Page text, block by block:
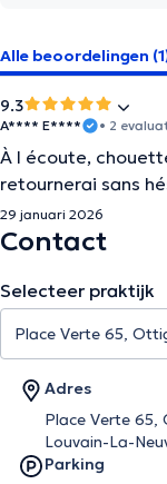
Alle beoordelingen
9.3
A**** E**** • 2
À l écoute,
retournerai sans
29 januari 2026
Contact
Selecteer praktijk
Adres
Place Verte 65,
Louvain-La-
Parking